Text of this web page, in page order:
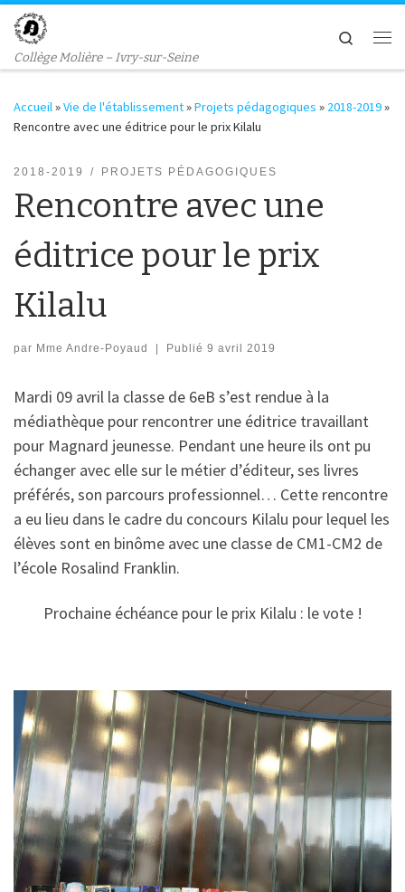
Passer au contenu
Collège Molière – Ivry-sur-Seine
Search
Accueil »Vie de l'établissement»Projets pédagogiques » 2018-2019»
Rencontre avec une éditrice pour le prix Kilalu
2018-2019 PROJETS PÉDAGOGIQUES
Rencontre avec une
éditrice pour le prix
Kilalu
par Mme Andre-Poyaud Publié 9 avril 2019
Mardi 09 avril la classe de 6eB s’est rendue à la
médiathèque pour rencontrer une éditrice travaillant
pour Magnard jeunesse. Pendant une heure ils ont pu
échanger avec elle sur le métier d’éditeur, ses livres
préférés, son parcours professionnel… Cette rencontre
a eu lieu dans le cadre du concours Kilalu pour lequel les
élèves sont en binôme avec une classe de CM1-CM2 de
l’école Rosalind Franklin.
Prochaine échéance pour le prix Kilalu : le vote !